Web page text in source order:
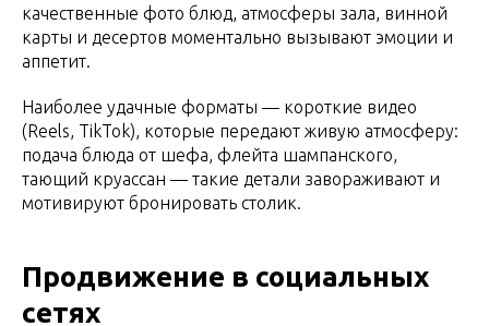
качественные фото блюд, атмосферы зала, винной
карты и десертов моментально вызывают эмоции и
аппетит.
Наиболее удачные форматы — короткие видео
(Reels, TikTok), которые передают живую атмосферу:
подача блюда от шефа, флейта шампанского,
тающий круассан — такие детали завораживают и
мотивируют бронировать столик.
Продвижение в социальных
сетях